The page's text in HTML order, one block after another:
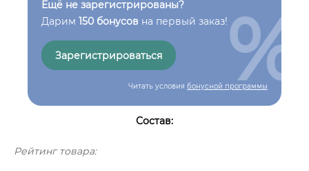
Ещё не зарегистрированы?
Дарим 150 бонусов на первый заказ!
Зарегистрироваться
Читать условия бонусной программы
%
Состав:
Рейтинг товара: